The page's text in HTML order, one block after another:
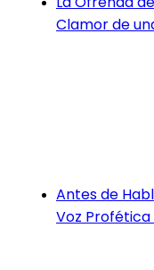
Clamor de
Antes de
Voz